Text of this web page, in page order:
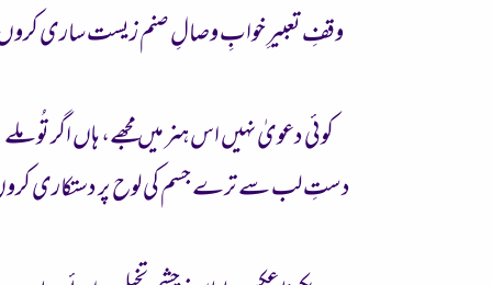
وقفِ تعبیرِ خوابِ وصالِ صنم زیست ساری
کوئی دعویٰ نہیں اس ہنر میں مجھے، ہاں اگر تُو ملے
دستِ لب سے ترے جسم کی لوح پر دستکاری